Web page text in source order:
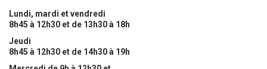
Lundi, mardi et vendredi
8h45 à 12h30 et de 13h30 à 18h
Jeudi
8h45 à 12h30 et de 14h30 à 19h